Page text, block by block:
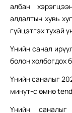
албан
алдалтын хувь
гүйцэтгэх тухай
Үнийн санал
болон холбогдох
Үнийн саналыг
минут-с өмнө
Үнийн саналыг